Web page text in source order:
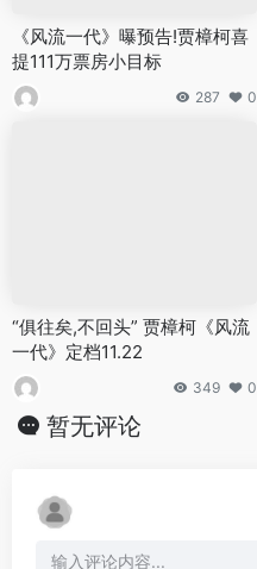
《风流一代》曝预告!贾樟柯喜
提111万票房小目标
287 0
“俱往矣,不回头” 贾樟柯《风流
一代》定档11.22
349 0
暂无评论